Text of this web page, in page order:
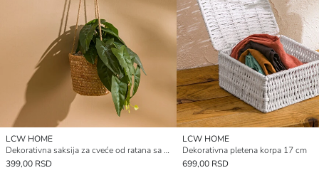
LCW HOME
Dekorativna saksija za cveće od ratana sa užetom 48 cm
399,00 RSD
LCW HOME
Dekorativna pletena korpa 17 cm
699,00 RSD